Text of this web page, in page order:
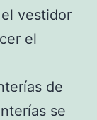
vestidor
el
de
se